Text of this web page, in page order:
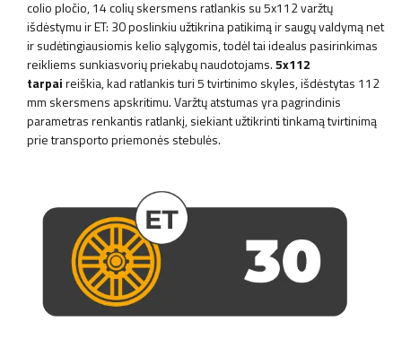
colio pločio, 14 colių skersmens ratlankis su 5x112 varžtų
išdėstymu ir ET: 30 poslinkiu užtikrina patikimą ir saugų valdymą net
ir sudėtingiausiomis kelio sąlygomis, todėl tai idealus pasirinkimas
reikliems sunkiasvorių priekabų naudotojams.5x112
tarpaireiškia, kad ratlankis turi 5 tvirtinimo skyles, išdėstytas 112
mm skersmens apskritimu. Varžtų atstumas yra pagrindinis
parametras renkantis ratlankį, siekiant užtikrinti tinkamą tvirtinimą
prie transporto priemonės stebulės.